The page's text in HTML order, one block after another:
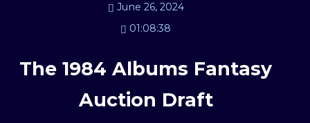
June 26, 2024
01:08:38
The 1984 Albums Fantasy
Auction Draft